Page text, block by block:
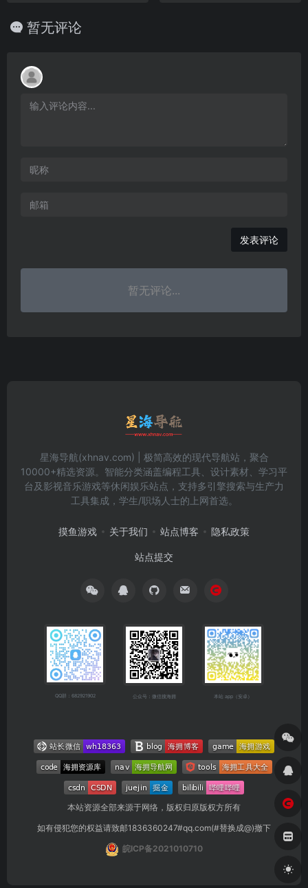
暂无评论
发表评论
暂无评论...
星海导航(xhnav.com) | 极简高效的现代导航站，聚合
10000+精选资源。智能分类涵盖编程工具、设计素材、学习平
台及影视音乐游戏等休闲娱乐站点，支持多引擎搜索与生产力
工具集成，学生/职场人士的上网首选。
摸鱼游戏 关于我们 站点博客 隐私政策
站点提交
QQ群：682921902 公众号：微信搜海拥 本站 app（安卓）
本站资源全部来源于网络，版权归原版权方所有
如有侵犯您的权益请致邮1836360247#qq.com(#替换成@)撤下
皖ICP备2021010710